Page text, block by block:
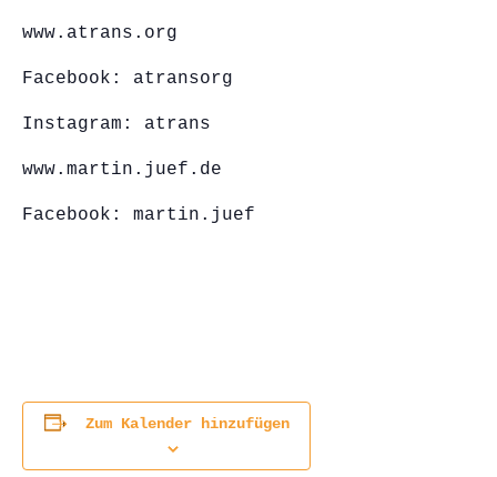
www.atrans.org
Facebook: atransorg
Instagram: atrans
www.martin.juef.de
Facebook: martin.juef
Zum Kalender hinzufügen